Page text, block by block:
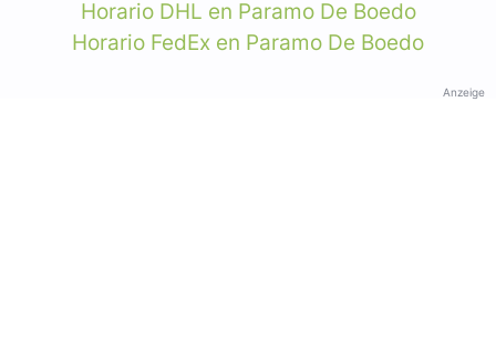
Horario DHL en Paramo De Boedo
Horario FedEx en Paramo De Boedo
Anzeige